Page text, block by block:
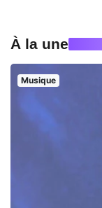
À la une
Musique